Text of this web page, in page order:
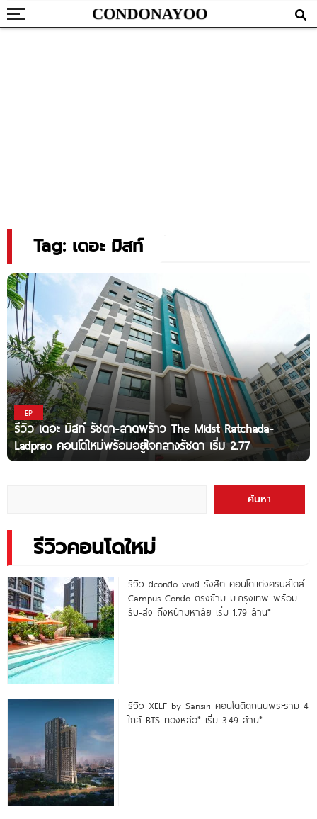
Tag: เดอะ มิสท์
EP
รีวิว เดอะ มิสท์ รัชดา-ลาดพร้าว The Midst Ratchada-
Ladprao คอนโดใหม่พร้อมอยู่ใจกลางรัชดา เริ่ม 2.77
ค้นหา
รีวิวคอนโดใหม่
รีวิว dcondo vivid รังสิต คอนโดแต่งครบสไตล์
Campus Condo ตรงข้าม ม.กรุงเทพ พร้อม
รับ-ส่ง ถึงหน้ามหาลัย เริ่ม 1.79 ล้าน*
รีวิว XELF by Sansiri คอนโดติดถนนพระราม 4
ใกล้ BTS ทองหล่อ* เริ่ม 3.49 ล้าน*